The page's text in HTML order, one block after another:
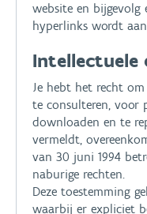
website en
hyperlinks wordt
Intellectuele
Je hebt het recht
te consulteren, voor
downloaden en te
vermeldt,
van 30 juni 1994
naburige rechten.
Deze toestemming
waarbij er expliciet